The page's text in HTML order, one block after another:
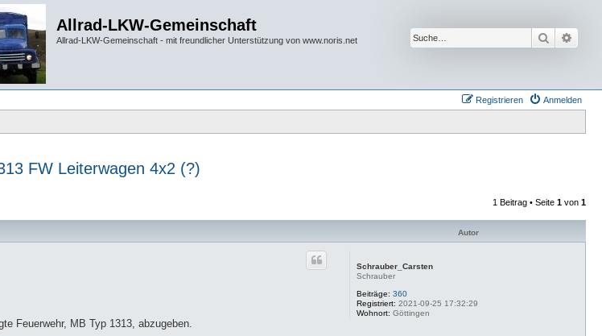
Allrad-LKW-Gemeinschaft
Allrad-LKW-Gemeinschaft - mit freundlicher Unterstützung von www.noris.net Suche
Anmelden
Registrieren
FW Leiterwagen 4x2 (?)
1 Beitrag • Seite 1 von 1
Autor
Schrauber_Carsten
Schrauber
Beiträge: 360
Registriert: 2021-09-25 17:32:29
Wohnort: Göttingen
Feuerwehr, MB Typ 1313, abzugeben.